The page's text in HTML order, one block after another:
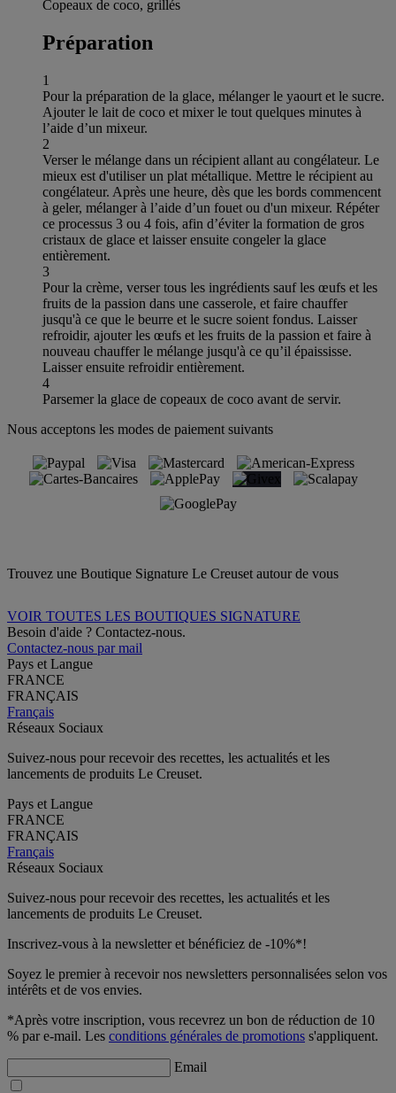
Copeaux de coco, grillés
Préparation
1
Pour la préparation de la glace, mélanger le yaourt et le sucre.
Ajouter le lait de coco et mixer le tout quelques minutes à
l’aide d’un mixeur.
2
Verser le mélange dans un récipient allant au congélateur. Le
mieux est d'utiliser un plat métallique. Mettre le récipient au
congélateur. Après une heure, dès que les bords commencent
à geler, mélanger à l’aide d’un fouet ou d'un mixeur. Répéter
ce processus 3 ou 4 fois, afin d’éviter la formation de gros
cristaux de glace et laisser ensuite congeler la glace
entièrement.
3
Pour la crème, verser tous les ingrédients sauf les œufs et les
fruits de la passion dans une casserole, et faire chauffer
jusqu'à ce que le beurre et le sucre soient fondus. Laisser
refroidir, ajouter les œufs et les fruits de la passion et faire à
nouveau chauffer le mélange jusqu'à ce qu’il épaississe.
Laisser ensuite refroidir entièrement.
4
Parsemer la glace de copeaux de coco avant de servir.
Nous acceptons les modes de paiement suivants
Trouvez une Boutique Signature Le Creuset autour de vous
VOIR TOUTES LES BOUTIQUES SIGNATURE
Besoin d'aide ? Contactez-nous.
Contactez-nous par mail
Pays et Langue
FRANCE
FRANÇAIS
Français
Réseaux Sociaux
Suivez-nous pour recevoir des recettes, les actualités et les
lancements de produits Le Creuset.
Pays et Langue
FRANCE
FRANÇAIS
Français
Réseaux Sociaux
Suivez-nous pour recevoir des recettes, les actualités et les
lancements de produits Le Creuset.
Inscrivez-vous à la newsletter et bénéficiez de -10%*!
Soyez le premier à recevoir nos newsletters personnalisées selon vos
intérêts et de vos envies.
*Après votre inscription, vous recevrez un bon de réduction de 10
% par e-mail. Les conditions générales de promotions s'appliquent.
Email